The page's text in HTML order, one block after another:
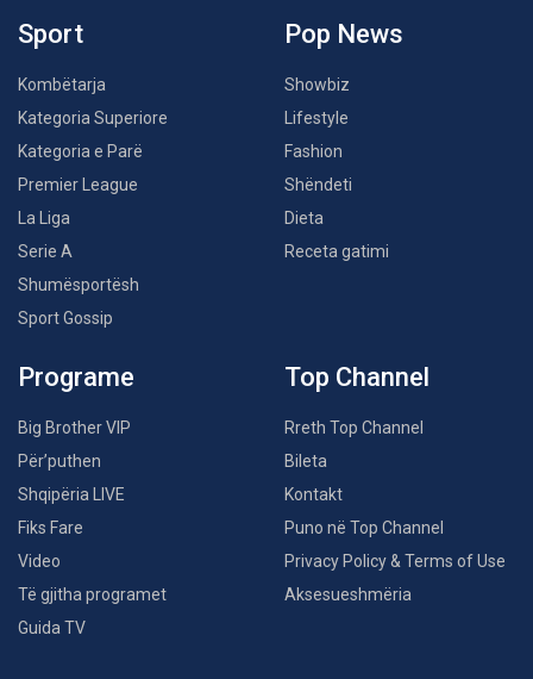
Sport
Kombëtarja
Kategoria Superiore
Kategoria e Parë
Premier League
La Liga
Serie A
Shumësportësh
Sport Gossip
Pop News
Showbiz
Lifestyle
Fashion
Shëndeti
Dieta
Receta gatimi
Programe
Big Brother VIP
Për’puthen
Shqipëria LIVE
Fiks Fare
Video
Të gjitha programet
Guida TV
Top Channel
Rreth Top Channel
Bileta
Kontakt
Puno në Top Channel
Privacy Policy & Terms of Use
Aksesueshmëria